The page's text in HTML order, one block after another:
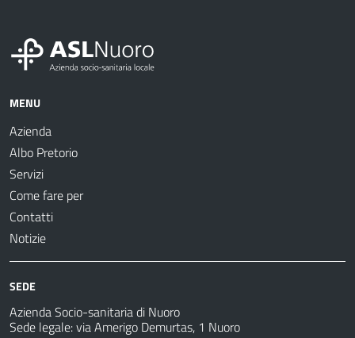
MENU
Azienda
Albo Pretorio
Servizi
Come fare per
Contatti
Notizie
SEDE
Azienda Socio-sanitaria di Nuoro
Sede legale: via Amerigo Demurtas, 1 Nuoro